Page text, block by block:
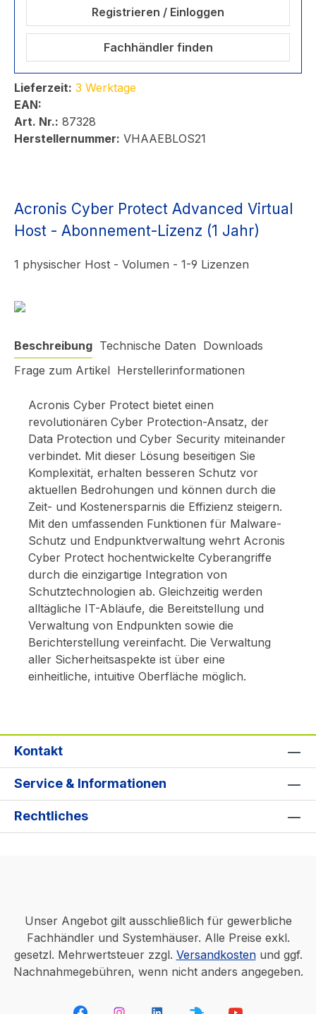
Registrieren / Einloggen
Fachhändler finden
Lieferzeit: 3 Werktage
EAN:
Art. Nr.: 87328
Herstellernummer: VHAAEBLOS21
Acronis Cyber Protect Advanced Virtual
Host - Abonnement-Lizenz (1 Jahr)
1 physischer Host - Volumen - 1-9 Lizenzen
Beschreibung Technische Daten Downloads
Frage zum Artikel Herstellerinformationen
Acronis Cyber Protect bietet einen
revolutionären Cyber Protection-Ansatz, der
Data Protection und Cyber Security miteinander
verbindet. Mit dieser Lösung beseitigen Sie
Komplexität, erhalten besseren Schutz vor
aktuellen Bedrohungen und können durch die
Zeit- und Kostenersparnis die Effizienz steigern.
Mit den umfassenden Funktionen für Malware-
Schutz und Endpunktverwaltung wehrt Acronis
Cyber Protect hochentwickelte Cyberangriffe
durch die einzigartige Integration von
Schutztechnologien ab. Gleichzeitig werden
alltägliche IT-Abläufe, die Bereitstellung und
Verwaltung von Endpunkten sowie die
Berichterstellung vereinfacht. Die Verwaltung
aller Sicherheitsaspekte ist über eine
einheitliche, intuitive Oberfläche möglich.
Kontakt
Service & Informationen
Rechtliches
Unser Angebot gilt ausschließlich für gewerbliche
Fachhändler und Systemhäuser. Alle Preise exkl.
gesetzl. Mehrwertsteuer zzgl. Versandkostenund ggf.
Nachnahmegebühren, wenn nicht anders angegeben.